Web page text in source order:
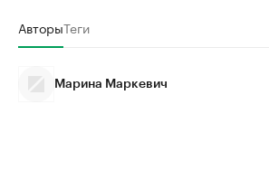
АвторыТеги
Марина Маркевич